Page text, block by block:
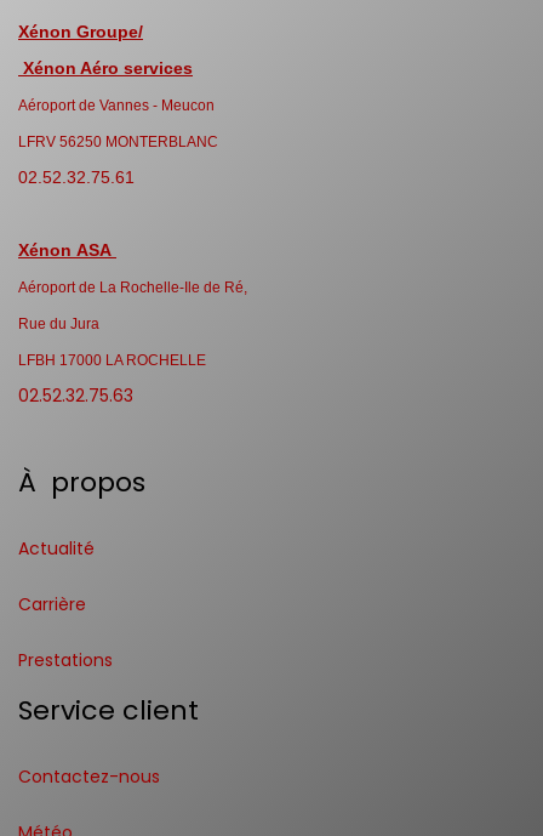
Xénon Groupe/
Xénon Aéro services
Aéroport de Vannes - Meucon
LFRV 56250 MONTERBLANC
02.52.32.75.61
Xénon ASA
Aéroport de La Rochelle-Ile de Ré,
Rue du Jura
LFBH 17000 LA ROCHELLE
02.52.32.75.63
À propos
Actualité
Carrière
Prestations
Service client
Contactez-nous